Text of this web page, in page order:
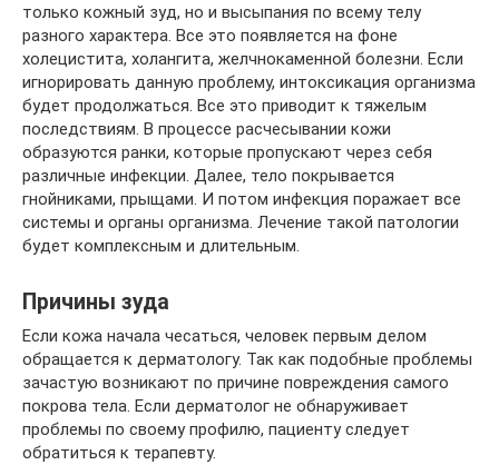
только кожный зуд, но и высыпания по всему телу
разного характера. Все это появляется на фоне
холецистита, холангита, желчнокаменной болезни. Если
игнорировать данную проблему, интоксикация организма
будет продолжаться. Все это приводит к тяжелым
последствиям. В процессе расчесывании кожи
образуются ранки, которые пропускают через себя
различные инфекции. Далее, тело покрывается
гнойниками, прыщами. И потом инфекция поражает все
системы и органы организма. Лечение такой патологии
будет комплексным и длительным.
Причины зуда
Если кожа начала чесаться, человек первым делом
обращается к дерматологу. Так как подобные проблемы
зачастую возникают по причине повреждения самого
покрова тела. Если дерматолог не обнаруживает
проблемы по своему профилю, пациенту следует
обратиться к терапевту.